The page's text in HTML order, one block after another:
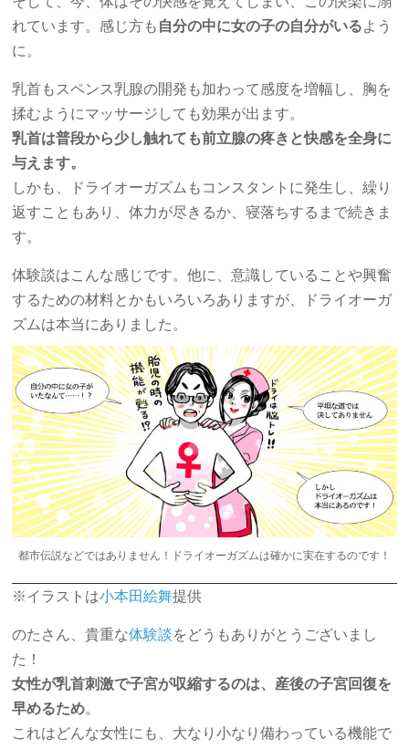
れています。感じ方も 自分の中に女の子の自分がいるよう
に。
乳首もスペンス乳腺の開発も加わって感度を増幅し、胸を
揉むようにマッサージしても効果が出ます。
乳首は普段から少し触れても前立腺の疼きと快感を全身に
与えます。
しかも、ドライオーガズムもコンスタントに発生し、繰り
返すこともあり、体力が尽きるか、寝落ちするまで続きま
す。
体験談はこんな感じです。他に、意識していることや興奮
するための材料とかもいろいろありますが、ドライオーガ
ズムは本当にありました。
都市伝説などではありません！ドライオーガズムは確かに実在するのです！
※イラストは小本田絵舞提供
のたさん、貴重な体験談をどうもありがとうございまし
た！
女性が乳首刺激で子宮が収縮するのは、産後の子宮回復を
早めるため。
これはどんな女性にも、大なり小なり備わっている機能で